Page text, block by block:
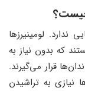
چیست؟
ندارد. لومینیرزها
که بدون نیاز به
قرار می‌گیرند.
نیازی به تراشیدن